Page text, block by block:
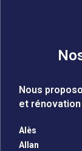
Nous
et
Alès
Allan